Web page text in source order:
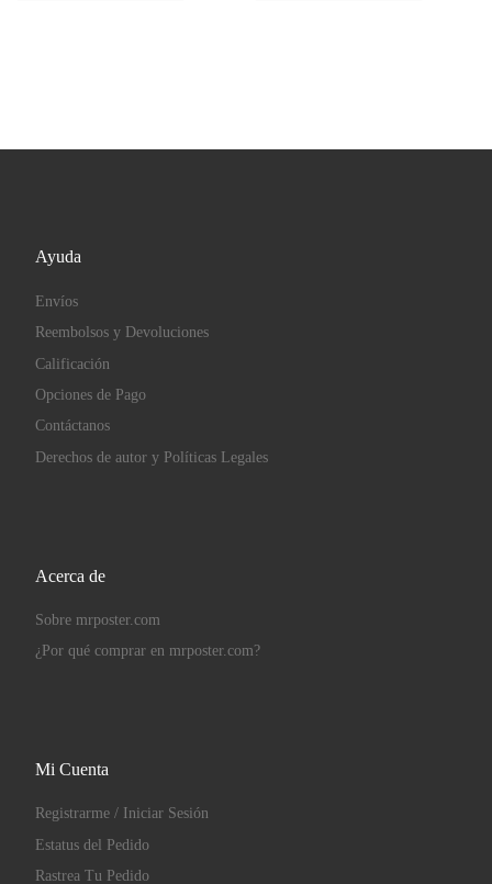
Ayuda
Envíos
Reembolsos y Devoluciones
Calificación
Opciones de Pago
Contáctanos
Derechos de autor y Políticas Legales
Acerca de
Sobre mrposter.com
¿Por qué comprar en mrposter.com?
Mi Cuenta
Registrarme / Iniciar Sesión
Estatus del Pedido
Rastrea Tu Pedido